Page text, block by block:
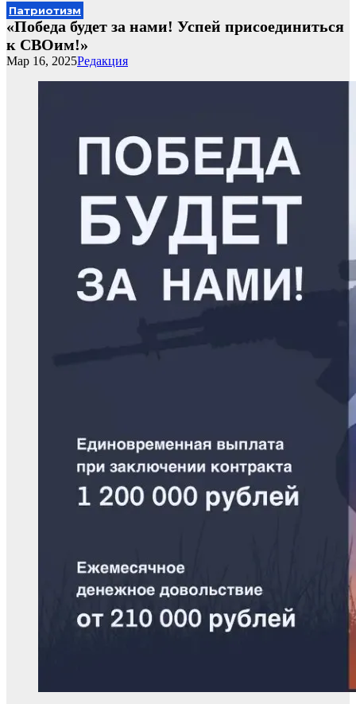
Патриотизм
«Победа будет за нами! Успей присоединиться
к СВОим!»
Редакция
Мар 16, 2025